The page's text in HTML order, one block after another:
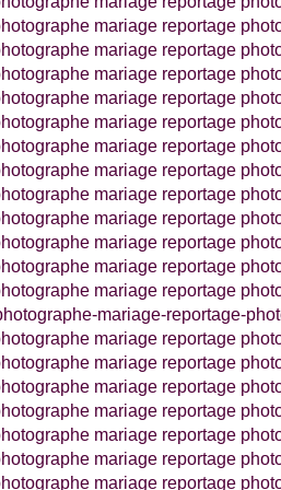
mariage reportage
mariage reportage
mariage reportage
mariage reportage
mariage reportage
mariage reportage
mariage reportage
mariage reportage
mariage reportage
mariage reportage
mariage reportage
mariage reportage
mariage-reportage-
mariage reportage
mariage reportage
mariage reportage
mariage reportage
mariage reportage
mariage reportage
mariage reportage